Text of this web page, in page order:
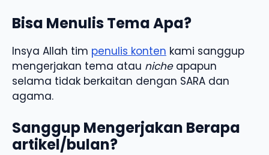
Bisa Menulis Tema Apa?
Insya Allah tim penulis konten kami sanggup
mengerjakan tema atau nicheapapun
selama tidak berkaitan dengan SARA dan
agama.
Sanggup Mengerjakan Berapa
artikel/bulan?